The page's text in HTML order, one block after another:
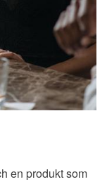
en produkt som